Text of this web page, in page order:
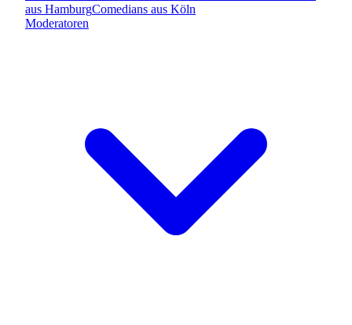
aus HamburgComedians aus Köln
Moderatoren